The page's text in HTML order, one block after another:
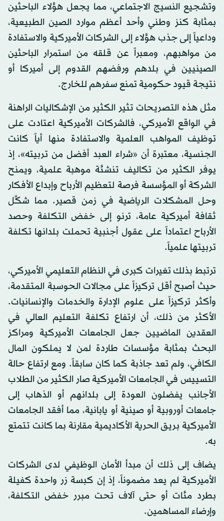
وتشجيع النسيج الاجتماعي، مما يجعل هؤلاء الباحثين
بمثابة كنز وطني وأحد أعظم موارد الصين الطبيعية،
وداعياً إلى جذب هؤلاء إلى الشركات الأميركية والاستفادة
من مواهبهم، ومعبراً عن قلقه من استمرار الباحثين
الصينيين في بلدهم ورفضهم القدوم إلى أميركا أو
نتيجة قيود حكومية تمنع سفرهم للخارج.
مثل هذه التصريحات تثير الكثير من الإشكاليات الراهنة
في الواقع الأميركي، فالشركات الأميركية اعتادت على
توظيف المواهب العلمية والاستفادة منها أياً كانت
الجنسية، معتبرة أن «شراء العبد أفضل من تربيته»، إذ
يوفر الكثير من تكاليف تنشئة موهبة علمية، ويمنح
الشركة أو المؤسسة فرصة لتعظيم الأرباح وإبداع الأفكار
وحل المشكلات الرياضية في زمن قصير. مما شكَّل
ثقافة أميركية عامة، ترنو إلى خفض التكلفة وحصد
الأرباح اعتماداً على عقول أجنبية تحملت بلدانها تكلفة
تربيتها علمياً.
ترتبط بذلك تغيرات كبرى في النظام التعليمي الأميركي،
حيث أصبح أقل تركيزاً على مجالات الحوسبة المتقدمة،
وأكثر تركيزاً على علوم الإدارة والخدمات والإنسانيات.
الأكثر من ذلك، أن ارتفاع تكلفة التعليم العالي في
العقدين الماضيين جعل الجامعات الأميركية ومراكز
البحث بمثابة مؤسسات طاردة لمن لا يملكون المال
الكافي، ولم تعد جاذبة كما كان سابقاً. ومع ارتفاع حالة
التسييس في الجامعات الأميركية صار الكثير من الطلاب
الأجانب يفضلون العودة إلى بلدانهم أو الذهاب إلى
جامعات أوروبية أو صينية أو يابانية، مما أفقد الجامعات
الأميركية بريق الحرية الأكاديمية مقارنة بما كانت تتمتع
به.
يضاف إلى ذلك أن مبدأ الأمان الوظيفي لدى الشركات
الأميركية لم يعد مضموناً، إذ إن كبسة زر واحدة كفيلة
بطرد مئات أو حتى آلاف تحت مبرر خفض التكلفة،
وإرضاء المساهمين.